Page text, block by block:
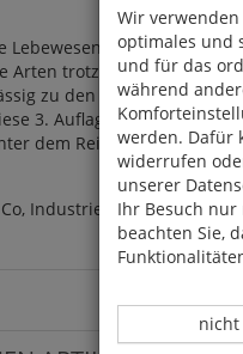
Sie sind keine
Arten trotzen widrigen
zu den wichtigsten
3. Auflage wurde
dem Reiter WEITERE
Industriepark 3, D 56291
Wir
optimales und
und für das
während
werden. Dafür
widerrufen
unserer
Ihr Besuch
beachten Sie,